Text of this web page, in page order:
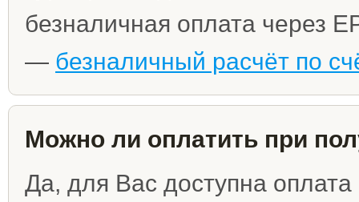
безналичная оплата через
— безналичный расчёт по
Можно ли оплатить при
Да, для Вас доступна